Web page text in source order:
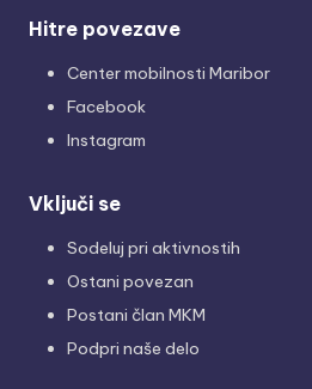
Hitre povezave
Center mobilnosti Maribor
Facebook
Instagram
Vključi se
Sodeluj pri aktivnostih
Ostani povezan
Postani član MKM
Podpri naše delo